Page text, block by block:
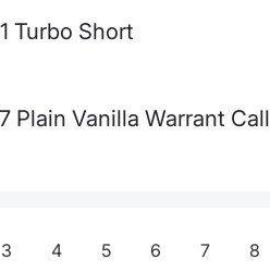
Turbo Short
Plain Vanilla Warrant Call
3 4 5 6 7 8